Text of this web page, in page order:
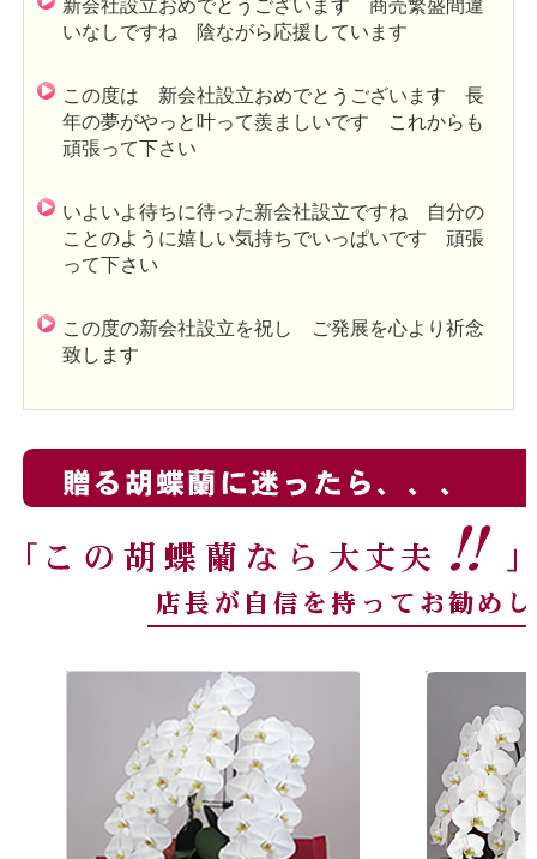
新会社設立おめでとうございます 商売繁盛間違
いなしですね 陰ながら応援しています
この度は 新会社設立おめでとうございます 長
年の夢がやっと叶って羨ましいです これからも
頑張って下さい
いよいよ待ちに待った新会社設立ですね 自分の
ことのように嬉しい気持ちでいっぱいです 頑張
って下さい
この度の新会社設立を祝し ご発展を心より祈念
致します